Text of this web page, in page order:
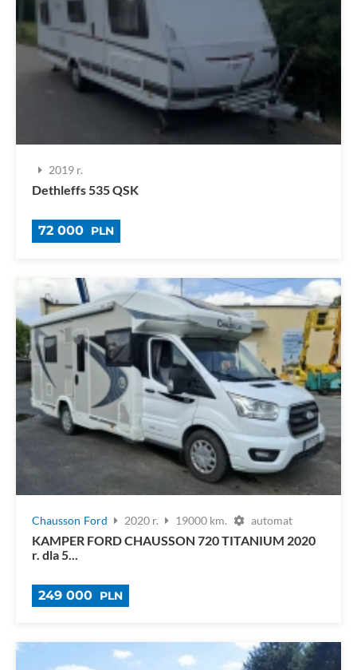
2019 r.
Dethleffs 535 QSK
72 000 PLN
Chausson Ford 2020 r. 19000 km. automat
KAMPER FORD CHAUSSON 720 TITANIUM 2020
r. dla 5...
249 000 PLN